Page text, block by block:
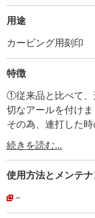
用途
カービング用刻印
特徴
①従来品と比べて、
切なアールを付けま
その為、連打した
又、角度を従来品
ングの接近してい
・
②刻印ナンバーと
・
続きを読む...
使用方法と メンテ
－